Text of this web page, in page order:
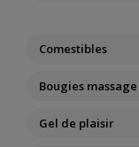
Comestibles
Bougies massage
Gel de plaisir